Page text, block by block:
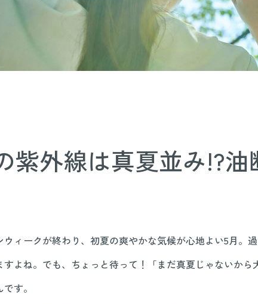
紫外線は真夏並み!?
ウィークが終わり、初夏の爽やかな気候が心地よい5月。
すよね。でも、ちょっと待って！「まだ真夏じゃないか
す。